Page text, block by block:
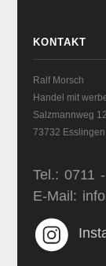
KONTAKT
Ralf Morsch
Handel mit
Salzmannweg 12
73732 Esslingen
Tel.: 0711
E-Mail: